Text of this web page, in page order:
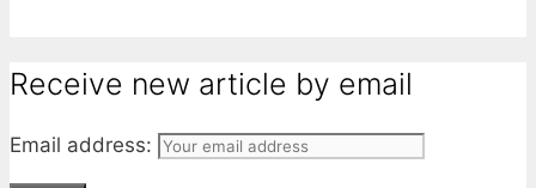
Receive new article by email
Email address: